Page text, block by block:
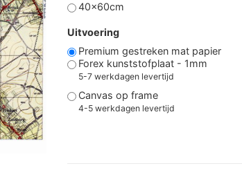
40x60cm
Uitvoering
Premium gestreken mat papier
Forex kunststofplaat - 1mm
5-7 werkdagen levertijd
Canvas op frame
4-5 werkdagen levertijd